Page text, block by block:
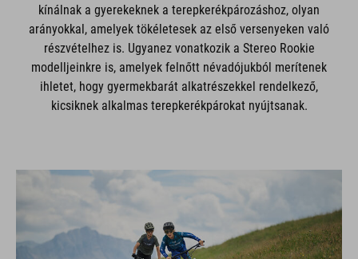
kínálnak a gyerekeknek a terepkerékpározáshoz, olyan
arányokkal, amelyek tökéletesek az első versenyeken való
részvételhez is. Ugyanez vonatkozik a Stereo Rookie
modelljeinkre is, amelyek felnőtt névadójukból merítenek
ihletet, hogy gyermekbarát alkatrészekkel rendelkező,
kicsiknek alkalmas terepkerékpárokat nyújtsanak.